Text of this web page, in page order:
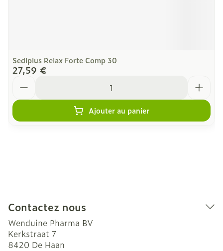
Sediplus Relax Forte Comp 30
27,59 €
Ajouter au panier
Contactez nous
Wenduine Pharma BV
Kerkstraat 7
8420 De Haan